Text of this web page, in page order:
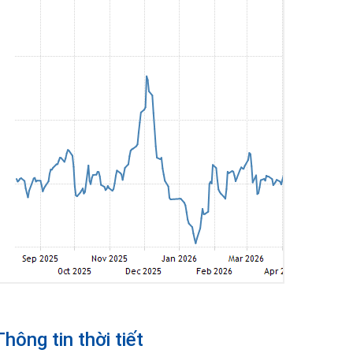
tin thời tiết